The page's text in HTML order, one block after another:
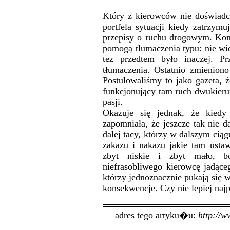
Który z kierowców nie
portfela sytuacji kiedy
przepisy o ruchu drogowym.
pomogą tłumaczenia typu: nie
tez przedtem było inaczej.
tłumaczenia. Ostatnio
Postulowaliśmy to jako gazeta,
funkcjonujący tam ruch
pasji.
Okazuje się jednak, że
zapomniała, że jeszcze tak nie
dalej tacy, którzy w dalszym
zakazu i nakazu jakie tam
zbyt niskie i zbyt mało,
niefrasobliwego kierowcę
którzy jednoznacznie pukają się
konsekwencje. Czy nie lepiej
adres tego artyku�u: http://